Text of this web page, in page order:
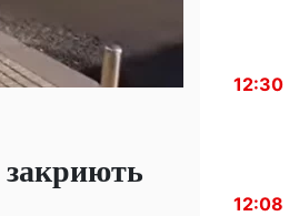
12:30
12:08